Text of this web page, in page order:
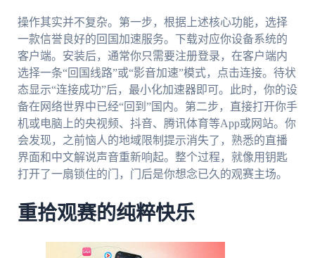
操作其实并不复杂。第一步，根据上述核心功能，选择
一款信誉良好的回国加速服务。下载对应你设备系统的
客户端。安装后，通常你只需要注册登录，在客户端内
选择一条“回国线路”或“影音加速”模式，点击连接。待状
态显示“连接成功”后，最小化加速器即可。此时，你的设
备在网络世界中已经“回到”国内。第二步，直接打开你手
机或电脑上的央视频、抖音、腾讯体育等App或网站。你
会发现，之前恼人的地域限制提示消失了，熟悉的直播
界面和中文解说声音重新响起。整个过程，就像用钥匙
打开了一扇锁住的门，门后是你想念已久的观赛主场。
重拾观赛的纯粹快乐